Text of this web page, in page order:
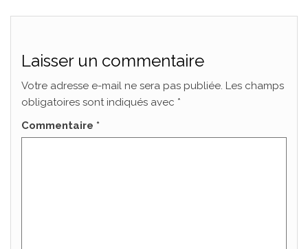
Laisser un commentaire
Votre adresse e-mail ne sera pas publiée. Les champs
obligatoires sont indiqués avec *
Commentaire *